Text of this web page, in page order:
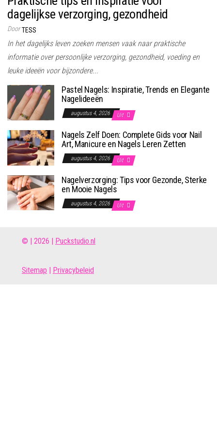
dagelijkse verzorging, gezondheid
Door TESS
In het dagelijks leven zoeken mensen vaak naar praktische
informatie over persoonlijke verzorging, gezondheid, voeding en
leuke ideeën voor bijzondere...
Pastel Nagels: Inspiratie, Trends en Elegante
Nagelideeën
augustus 4, 2026 Uit
Nagels Zelf Doen: Complete Gids voor Nail
Art, Manicure en Nagels Leren Zetten
augustus 4, 2026 Uit
Nagelverzorging: Tips voor Gezonde, Sterke
en Mooie Nagels
augustus 4, 2026 Uit
© | 2026 | Puckstudio.nl
Sitemap Privacybeleid